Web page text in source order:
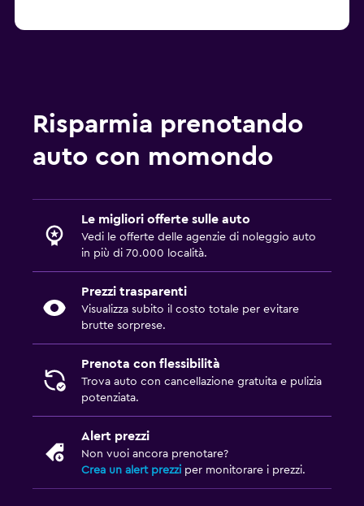
Risparmia prenotando
auto con momondo
Le migliori offerte sulle auto
Vedi le offerte delle agenzie di noleggio auto
in più di 70.000 località.
Prezzi trasparenti
Visualizza subito il costo totale per evitare
brutte sorprese.
Prenota con flessibilità
Trova auto con cancellazione gratuita e pulizia
potenziata.
Alert prezzi
Non vuoi ancora prenotare?
Crea un alert prezzi per monitorare i prezzi.